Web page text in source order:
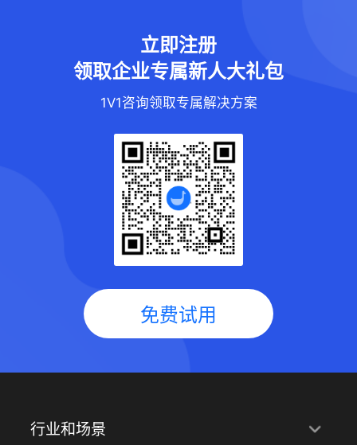
立即注册
领取企业专属新人大礼包
1V1咨询领取专属解决方案
免费试用
行业和场景